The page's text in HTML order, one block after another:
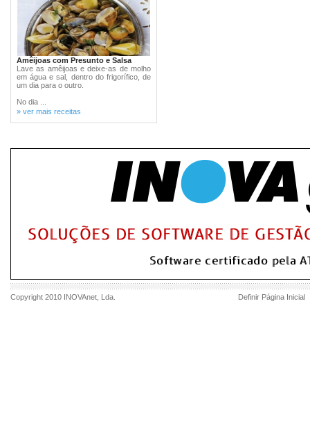
Amêijoas com Presunto e Salsa
Lave as amêijoas e deixe-as de molho
em água e sal, dentro do frigorífico, de
um dia para o outro.
No dia ...
» ver mais receitas
Copyright 2010 INOVAnet , Lda. Definir Página Inicial